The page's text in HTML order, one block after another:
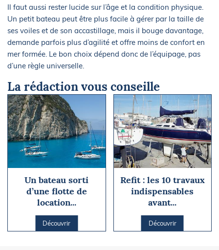
Il faut aussi rester lucide sur l’âge et la condition physique.
Un petit bateau peut être plus facile à gérer par la taille de
ses voiles et de son accastillage, mais il bouge davantage,
demande parfois plus d’agilité et offre moins de confort en
mer formée. Le bon choix dépend donc de l’équipage, pas
d’une règle universelle.
La rédaction vous conseille
Un bateau sorti
d’une flotte de
location...
Découvrir
Refit : les 10 travaux
indispensables
avant...
Découvrir